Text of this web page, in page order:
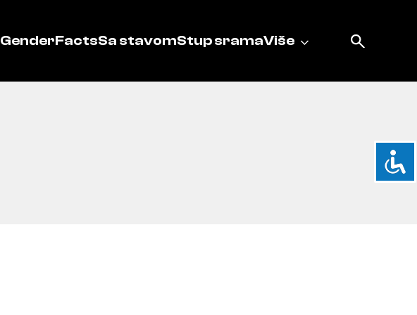
GenderFactsSa stavomStup sramaViše